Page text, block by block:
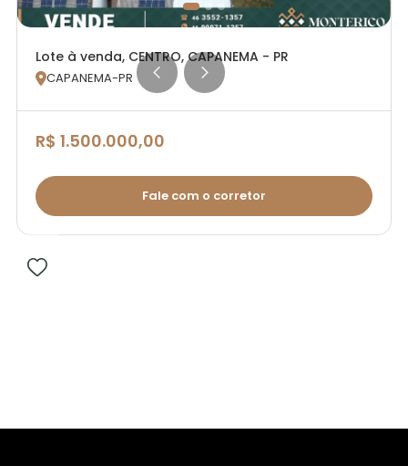
Lote à venda, CENTRO, CAPANEMA - PR
CAPANEMA-PR
R$ 1.500.000,00
Fale com o corretor